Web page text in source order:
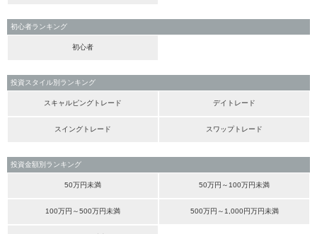
初心者ランキング
初心者
投資スタイル別ランキング
スキャルピングトレード デイトレード
スイングトレード スワップトレード
投資金額別ランキング
50万円未満 50万円～100万円未満
100万円～500万円未満 500万円～1,000円万円未満